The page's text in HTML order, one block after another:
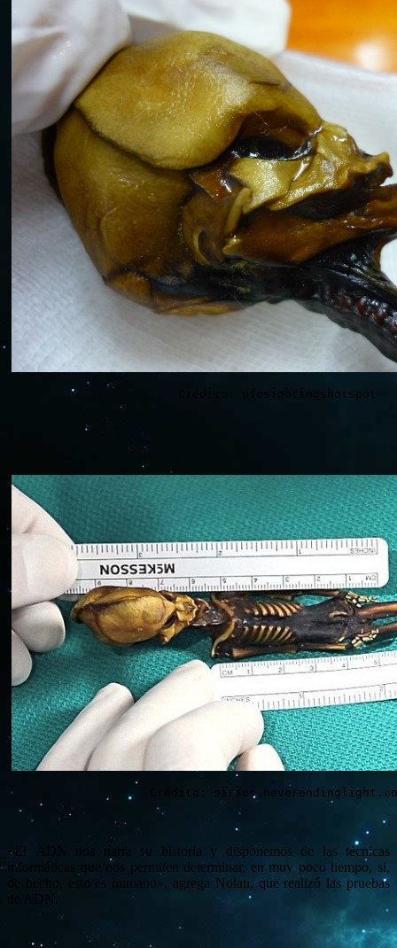
Crédito: ufosightingshotspot
Crédito:
«El ADN nos narra su historia y disponemos de las técnicas
informáticas que nos permiten determinar, en muy poco tiempo, si,
de hecho, esto es humano», agrega Nolan, que realizó las pruebas
de ADN.